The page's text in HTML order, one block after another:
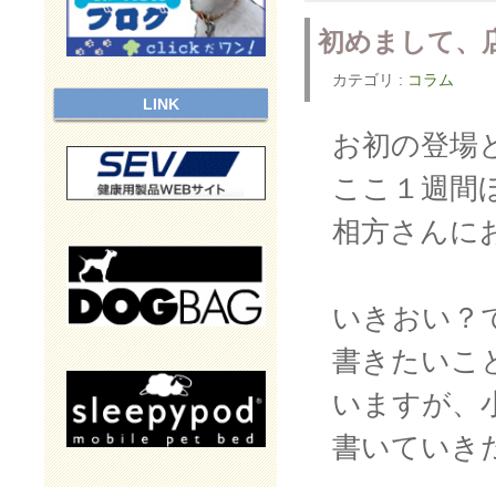
初めまして、
カテゴリ : コラム
お初の登場
ここ１週間
相方さんに
いきおい？
書きたいこ
いますが、
書いていき
LINK